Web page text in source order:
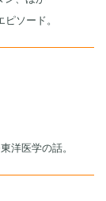
ソード。
洋医学の話。